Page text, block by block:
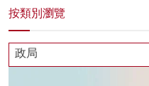
按類別瀏覽
政局